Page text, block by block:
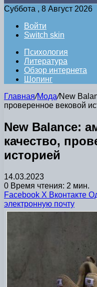
Суббота , 8 Август 2026
Войти
Switch skin
Психология
Литература
Обзор интернета
Шопинг
Главная/Мода/New
проверенное вековой
New Balance:
качество,
историей
14.03.2023
0 Время чтения: 2 мин.
Facebook X Вконтакте
электронную почту